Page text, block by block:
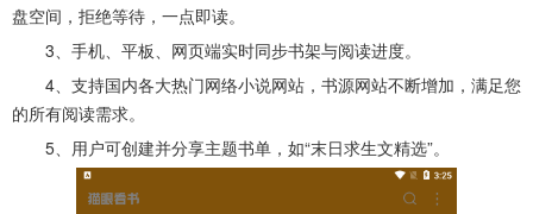
盘空间，拒绝等待，一点即读。
3、手机、平板、网页端实时同步书架与阅读进度。
4、支持国内各大热门网络小说网站，书源网站不断增加，满足您
的所有阅读需求。
5、用户可创建并分享主题书单，如“末日求生文精选”。